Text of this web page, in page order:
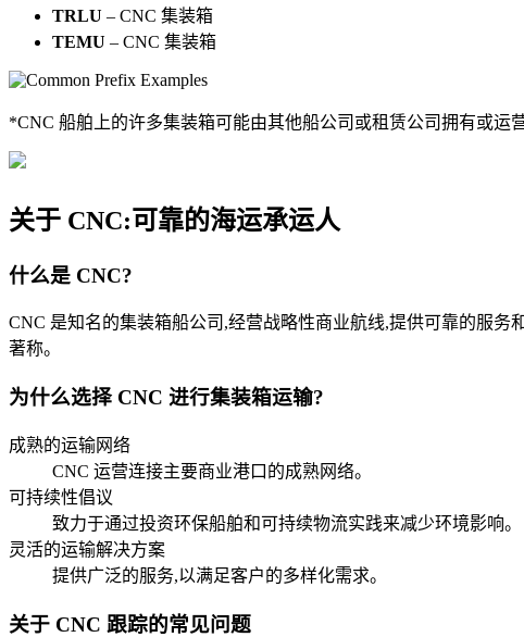
TRLU – CNC 集装箱
TEMU – CNC 集装箱
*CNC 船舶上的许多集装箱可能由其他船公司或租赁公司拥有或运
关于 CNC:可靠的海运承运人
什么是 CNC?
CNC 是知名的集装箱船公司,经营战略性商业航线,提供可靠的服
著称。
为什么选择 CNC 进行集装箱运输?
成熟的运输网络
CNC 运营连接主要商业港口的成熟网络。
可持续性倡议
致力于通过投资环保船舶和可持续物流实践来减少环境影响。
灵活的运输解决方案
提供广泛的服务,以满足客户的多样化需求。
关于 CNC 跟踪的常见问题